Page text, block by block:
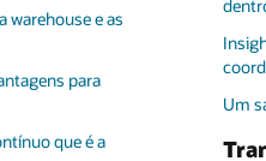
warehouse e as
para
que é a
Um
World 2025
150 milhões em
Inteligência
IA
Insurance Digital
A
A
A
A